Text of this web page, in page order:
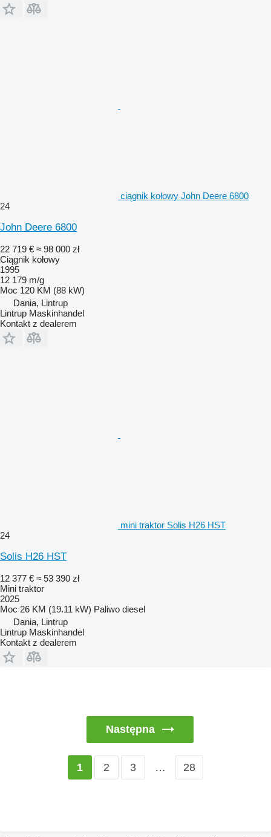
ciągnik kołowy John Deere 6800
24
John Deere 6800
22 719 € ≈ 98 000 zł
Ciągnik kołowy
1995
12 179 m/g
Moc 120 KM (88 kW)
Dania, Lintrup
Lintrup Maskinhandel
Kontakt z dealerem
mini traktor Solis H26 HST
24
Solis H26 HST
12 377 € ≈ 53 390 zł
Mini traktor
2025
Moc 26 KM (19.11 kW) Paliwo diesel
Dania, Lintrup
Lintrup Maskinhandel
Kontakt z dealerem
Następna
1 2 3 … 28